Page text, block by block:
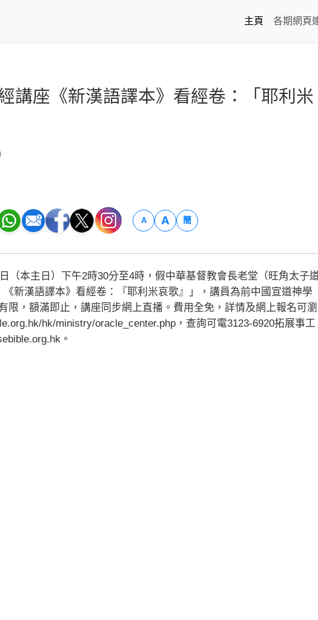
主頁
各期網頁
講座《新漢語譯本》看經卷：「耶利米
A A 簡
本主日）下午2時30分至4時，假中華基督教會長老堂（旺角太子
新漢語譯本》看經卷：『耶利米哀歌』」，講員為前中國宣道神學
限，額滿即止，講座同步網上直播。費用全免，詳情及網上報名可瀏
hk/ministry/oracle_center.php，查詢可電3123-6920拓展事工
。